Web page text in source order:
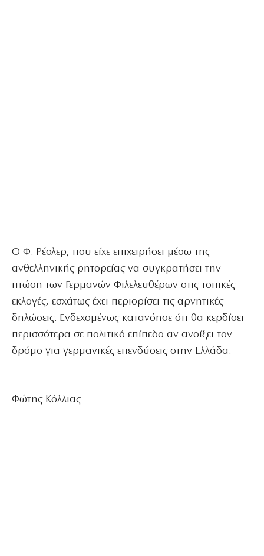
Ο Φ. Ρέσλερ, που είχε επιχειρήσει μέσω της
ανθελληνικής ρητορείας να συγκρατήσει την
πτώση των Γερμανών Φιλελευθέρων στις τοπικές
εκλογές, εσχάτως έχει περιορίσει τις αρνητικές
δηλώσεις. Ενδεχομένως κατανόησε ότι θα κερδίσει
περισσότερα σε πολιτικό επίπεδο αν ανοίξει τον
δρόμο για γερμανικές επενδύσεις στην Ελλάδα.
Φώτης Κόλλιας